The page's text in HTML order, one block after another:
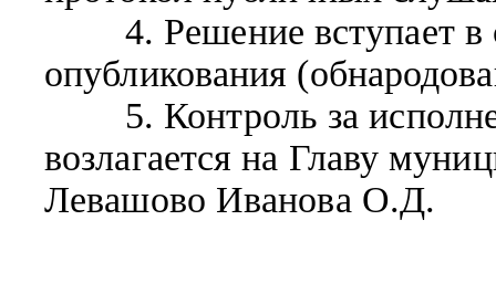
4. Решение вступает в
опубликования
5. Контроль за
возлагается на Главу
Левашово Иванова О.Д.